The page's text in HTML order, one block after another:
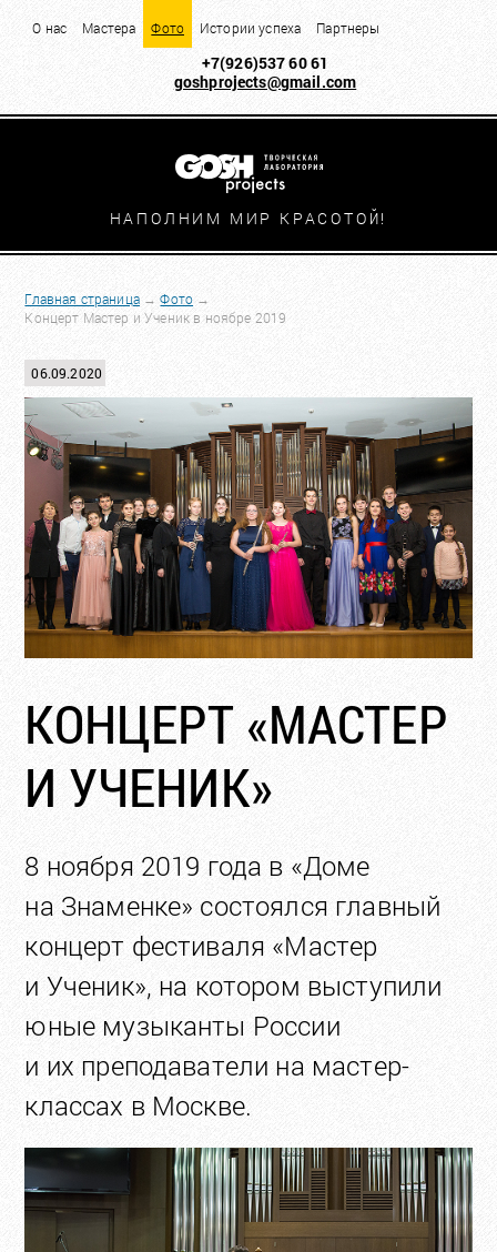
О нас Мастера Фото Истории успеха Партнеры
+7(926)537 60 61
goshprojects@gmail.com
НАПОЛНИМ МИР КРАСОТО Й!
Главная страница→Фото →
Концерт Мастер и Ученик в ноябре 2019
06.09.2020
КОНЦЕРТ «МАСТЕР
И УЧЕНИК»
8 ноября 2019 года в «Доме
на Знаменке» состоялся главный
концерт фестиваля «Мастер
и Ученик», на котором выступили
юные музыканты России
и их преподаватели на мастер-
классах в Москве.